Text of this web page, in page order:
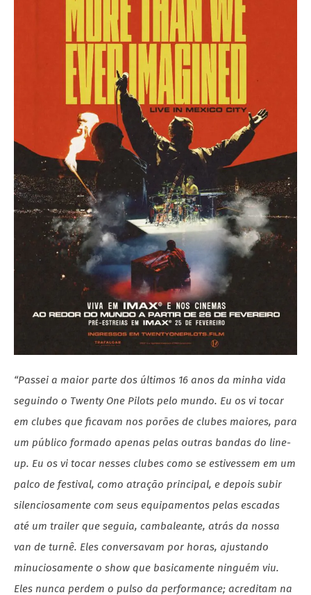
“Passei a maior parte dos últimos 16 anos da minha vida
seguindo o Twenty One Pilots pelo mundo. Eu os vi tocar
em clubes que ficavam nos porões de clubes maiores, para
um público formado apenas pelas outras bandas do line-
up. Eu os vi tocar nesses clubes como se estivessem em um
palco de festival, como atração principal, e depois subir
silenciosamente com seus equipamentos pelas escadas
até um trailer que seguia, cambaleante, atrás da nossa
van de turnê. Eles conversavam por horas, ajustando
minuciosamente o show que basicamente ninguém viu.
Eles nunca perdem o pulso da performance; acreditam na